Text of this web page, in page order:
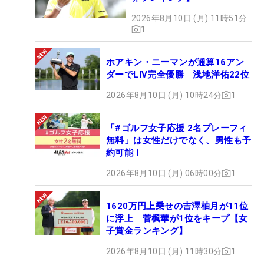
2026年8月10日 (月) 11時51分
1
ホアキン・ニーマンが通算16アン
ダーでLIV完全優勝 浅地洋佑22位
2026年8月10日 (月) 10時24分 1
「#ゴルフ女子応援 2名プレーフィ
無料」は女性だけでなく、男性も予
約可能！
2026年8月10日 (月) 06時00分 1
1620万円上乗せの吉澤柚月が11位
に浮上 菅楓華が1位をキープ【女
子賞金ランキング】
2026年8月10日 (月) 11時30分 1